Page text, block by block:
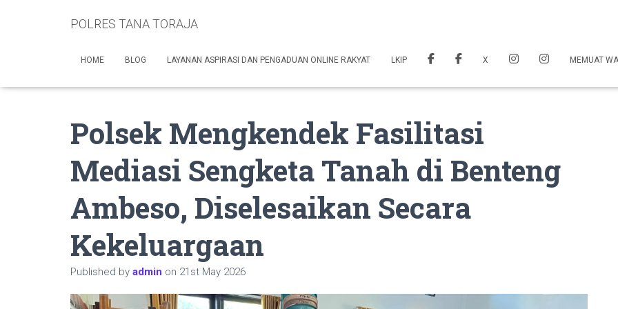
POLRES TANA TORAJA
HOME BLOG LAYANAN ASPIRASI DAN PENGADUAN ONLINE RAKYAT LKIP X MEMUAT
Polsek Mengkendek Fasilitasi
Mediasi Sengketa Tanah di Benteng
Ambeso, Diselesaikan Secara
Kekeluargaan
Published by admin on 21st May 2026